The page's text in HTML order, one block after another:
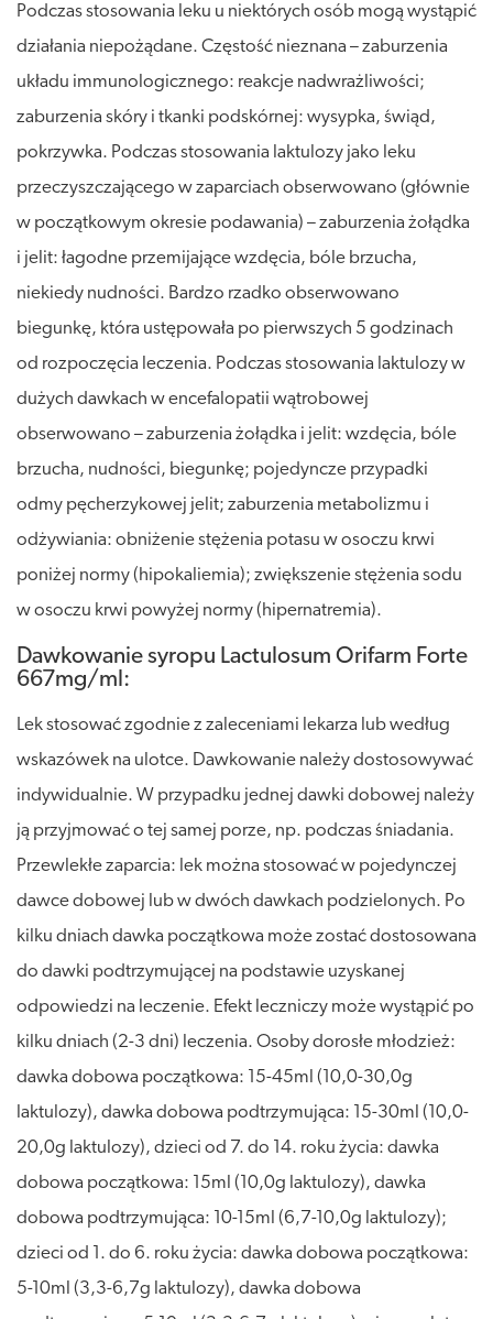
Podczas stosowania leku u niektórych osób mogą wystąpić
działania niepożądane. Częstość nieznana – zaburzenia
układu immunologicznego: reakcje nadwrażliwości;
zaburzenia skóry i tkanki podskórnej: wysypka, świąd,
pokrzywka. Podczas stosowania laktulozy jako leku
przeczyszczającego w zaparciach obserwowano (głównie
w początkowym okresie podawania) – zaburzenia żołądka
i jelit: łagodne przemijające wzdęcia, bóle brzucha,
niekiedy nudności. Bardzo rzadko obserwowano
biegunkę, która ustępowała po pierwszych 5 godzinach
od rozpoczęcia leczenia. Podczas stosowania laktulozy w
dużych dawkach w encefalopatii wątrobowej
obserwowano – zaburzenia żołądka i jelit: wzdęcia, bóle
brzucha, nudności, biegunkę; pojedyncze przypadki
odmy pęcherzykowej jelit; zaburzenia metabolizmu i
odżywiania: obniżenie stężenia potasu w osoczu krwi
poniżej normy (hipokaliemia); zwiększenie stężenia sodu
w osoczu krwi powyżej normy (hipernatremia).
Dawkowanie syropu Lactulosum Orifarm Forte
667mg/ml:
Lek stosować zgodnie z zaleceniami lekarza lub według
wskazówek na ulotce. Dawkowanie należy dostosowywać
indywidualnie. W przypadku jednej dawki dobowej należy
ją przyjmować o tej samej porze, np. podczas śniadania.
Przewlekłe zaparcia: lek można stosować w pojedynczej
dawce dobowej lub w dwóch dawkach podzielonych. Po
kilku dniach dawka początkowa może zostać dostosowana
do dawki podtrzymującej na podstawie uzyskanej
odpowiedzi na leczenie. Efekt leczniczy może wystąpić po
kilku dniach (2-3 dni) leczenia. Osoby dorosłe młodzież:
dawka dobowa początkowa: 15-45ml (10,0-30,0g
laktulozy), dawka dobowa podtrzymująca: 15-30ml (10,0-
20,0g laktulozy), dzieci od 7. do 14. roku życia: dawka
dobowa początkowa: 15ml (10,0g laktulozy), dawka
dobowa podtrzymująca: 10-15ml (6,7-10,0g laktulozy);
dzieci od 1. do 6. roku życia: dawka dobowa początkowa:
5-10ml (3,3-6,7g laktulozy), dawka dobowa